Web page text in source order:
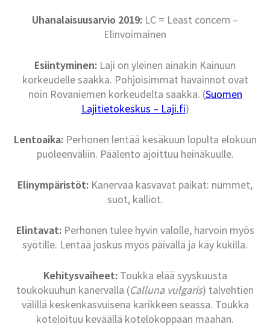
Uhanalaisuusarvio 2019: LC = Least concern –
Elinvoimainen
Esiintyminen: Laji on yleinen ainakin Kainuun
korkeudelle saakka. Pohjoisimmat havainnot ovat
noin Rovaniemen korkeudelta saakka. (Suomen
Lajitietokeskus – Laji.fi)
Lentoaika:Perhonen lentää kesäkuun lopulta elokuun
puoleenväliin. Päälento ajoittuu heinäkuulle.
Elinympäristöt: Kanervaa kasvavat paikat: nummet,
suot, kalliot.
Elintavat:Perhonen tulee hyvin valolle, harvoin myös
syötille. Lentää joskus myös päivällä ja käy kukilla.
Kehitysvaiheet:Toukka elää syyskuusta
toukokuuhun kanervalla (Calluna vulgaris) talvehtien
välillä keskenkasvuisena karikkeen seassa. Toukka
koteloituu keväällä kotelokoppaan maahan.